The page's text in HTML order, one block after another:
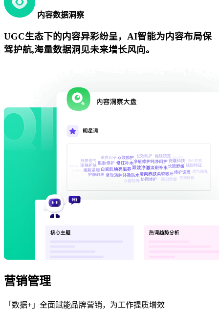
内容数据洞察
UGC生态下的内容异彩纷呈，AI智能为内容布局保
驾护航,海量数据洞见未来增长风向。
营销管理
「数据+」全面赋能品牌营销，为工作提质增效